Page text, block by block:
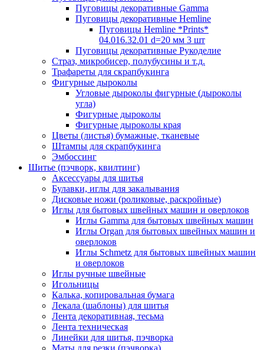
Пуговицы декоративные Gamma
Пуговицы декоративные Hemline
Пуговицы Hemline *Prints*
04.016.32.01 d=20 мм 3 шт
Пуговицы декоративные Рукоделие
Страз, микробисер, полубусины и т.д.
Трафареты для скрапбукинга
Фигурные дыроколы
Угловые дыроколы фигурные (дыроколы
угла)
Фигурные дыроколы
Фигурные дыроколы края
Цветы (листья) бумажные, тканевые
Штампы для скрапбукинга
Эмбоссинг
Шитье (пэчворк, квилтинг)
Аксессуары для шитья
Булавки, иглы для закалывания
Дисковые ножи (роликовые, раскройные)
Иглы для бытовых швейных машин и оверлоков
Иглы Gamma для бытовых швейных машин
Иглы Organ для бытовых швейных машин и
оверлоков
Иглы Schmetz для бытовых швейных машин
и оверлоков
Иглы ручные швейные
Игольницы
Калька, копировальная бумага
Лекала (шаблоны) для шитья
Лента декоративная, тесьма
Лента техническая
Линейки для шитья, пэчворка
Маты для резки (пэчворка)